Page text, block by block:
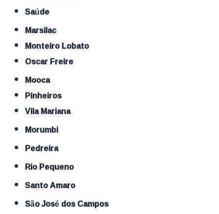
Saúde
Marsilac
Monteiro Lobato
Oscar Freire
Mooca
Pinheiros
Vila Mariana
Morumbi
Pedreira
Rio Pequeno
Santo Amaro
São José dos Campos